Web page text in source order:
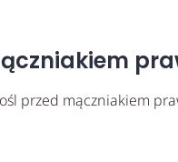
przed mączniakiem